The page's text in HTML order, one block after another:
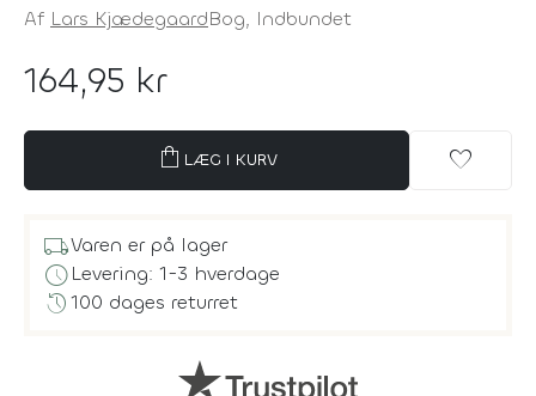
Af Lars KjædegaardBog, Indbundet
164,95 kr
shopping_bag LÆG I KURV favorite
local_shippingVaren er på lager
scheduleLevering: 1-3 hverdage
history100 dages returret